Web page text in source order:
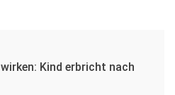
Kind erbricht nach